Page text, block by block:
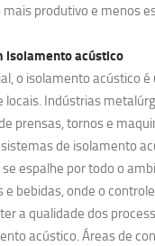
produtivo e menos
isolamento acústico
o isolamento acústico
locais. Indústrias
prensas, tornos e
de isolamento
espalhe por todo o
bebidas, onde o
a qualidade dos
acústico. Áreas de